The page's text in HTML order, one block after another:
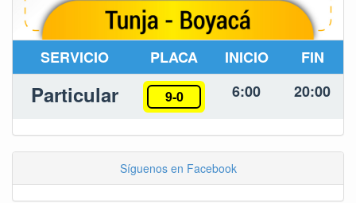
SERVICIO PLACA INICIO FIN
Particular 9-0 6:00 20:00
Síguenos en Facebook